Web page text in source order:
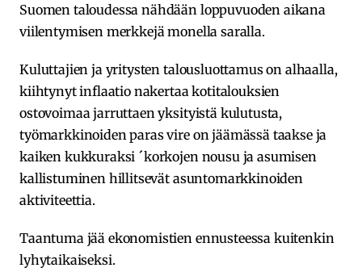
Suomen taloudessa nähdään loppuvuoden aikana
viilentymisen merkkejä monella saralla.
Kuluttajien ja yritysten talousluottamus on alhaalla,
kiihtynyt inflaatio nakertaa kotitalouksien
ostovoimaa jarruttaen yksityistä kulutusta,
työmarkkinoiden paras vire on jäämässä taakse ja
kaiken kukkuraksi ´korkojen nousu ja asumisen
kallistuminen hillitsevät asuntomarkkinoiden
aktiviteettia.
Taantuma jää ekonomistien ennusteessa kuitenkin
lyhytaikaiseksi.